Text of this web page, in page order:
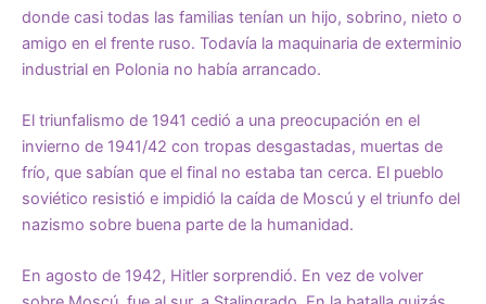
donde casi todas las familias tenían un hijo, sobrino, nieto o
amigo en el frente ruso. Todavía la maquinaria de exterminio
industrial en Polonia no había arrancado.
El triunfalismo de 1941 cedió a una preocupación en el
invierno de 1941/42 con tropas desgastadas, muertas de
frío, que sabían que el final no estaba tan cerca. El pueblo
soviético resistió e impidió la caída de Moscú y el triunfo del
nazismo sobre buena parte de la humanidad.
En agosto de 1942, Hitler sorprendió. En vez de volver